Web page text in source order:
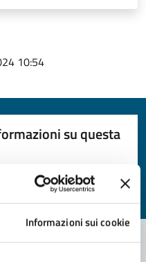
Informazioni sui cookie
10:54
su questa
5